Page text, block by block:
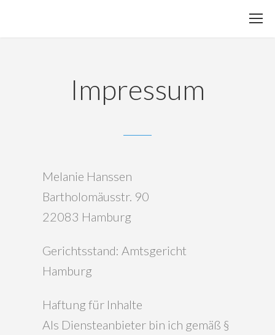
Impressum
Melanie Hanssen
Bartholomäusstr. 90
22083 Hamburg
Gerichtsstand: Amtsgericht
Hamburg
Haftung für Inhalte
Als Diensteanbieter bin ich gemäß §